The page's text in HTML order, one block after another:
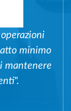
minimo
mantenere